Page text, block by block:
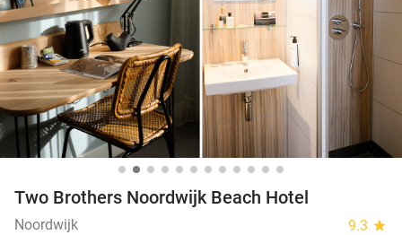
Two Brothers Noordwijk Beach Hotel
Noordwijk 9.3 star